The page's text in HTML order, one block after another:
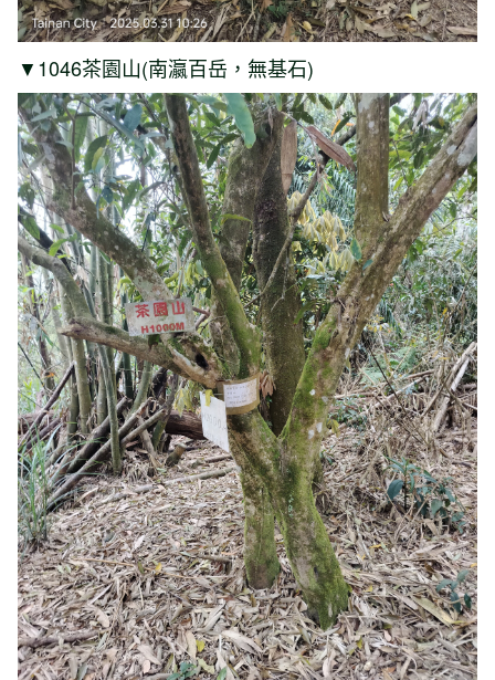
▼1046茶園山(南瀛百岳，無基石)